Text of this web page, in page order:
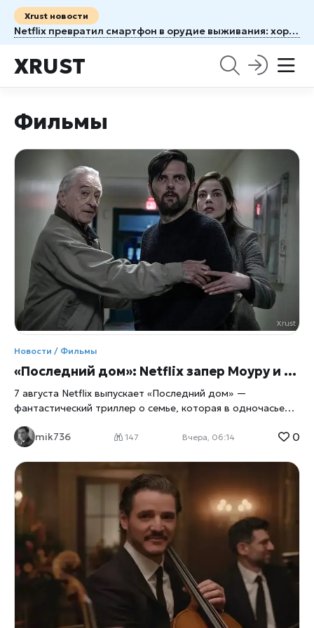
Xrust новости
Netflix превратил смартфон в орудие выживания: хоррор Unhinged заставляет бояться собственного телефона
XRUST
Фильмы
Новости / Фильмы
«Последний дом»: Netflix запер Моуру и Ли в их же доме
7 августа Netflix выпускает «Последний дом» —
фантастический триллер о семье, которая в одночасье
роли исполнили Вагнер Моура и Грета Ли, а для
разбираться в физиологии паники не по книжкам, а с
помощью настоящего специалиста по выживанию. Дом
как ловушка Сюжет прост до жути: обычная семья из
четырёх человек просыпается и обнаруживает, что
выбраться наружу больше нельзя, сообщаетxrust. Двери,
окна, любые щели — всё наглухо запечатано. Снаружи
маячит нечто, природа которого до самого финала
остаётся загадкой, а внутри стремительно тают запасы
еды и воды. Дальше — вопрос на выживание: либо герои
учатся действовать сообща, либо сходят с ума
поодиночке, запертые вместе с собственными страхами и
mik736 147 Вчера, 06:14 0